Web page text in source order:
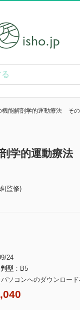
機能解剖学的運動療法 そ
学的運動療
(監修)
24
判型
B5
ソコンへのダウンロード